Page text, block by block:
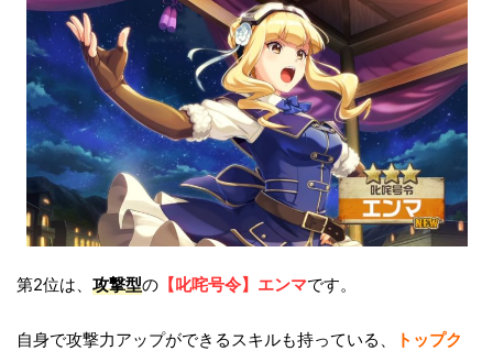
第2位は、 攻撃型の 【叱咤号令】エンマです。
自身で攻撃力アップができるスキルも持っている、 トップク